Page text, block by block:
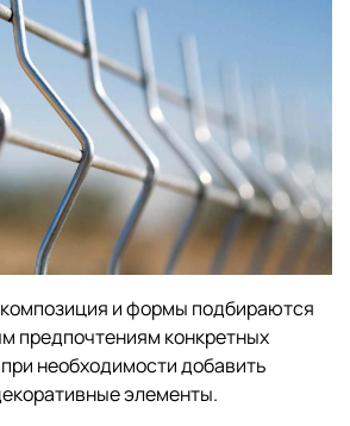
и формы подбираются
предпочтениям конкретных
необходимости добавить
элементы.